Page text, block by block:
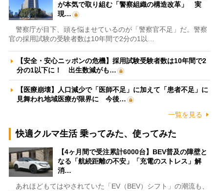
が本気で取り組む「警察組織の構造改革」 実
現…
警察庁が目下、頭を悩ませているのが「警察官不足」だ。警察
官の採用試験の受験者数は10年間で2分の1以…
【安全・安心ニッポンの危機】採用試験受験者数は10年間で2
分の1以下に！ 出生数減がも…
【医療崩壊】人口減少で「医師不足」に加えて「患者不足」に
見舞われ地域医療が限界に 今後…
一覧を見る
快適クルマ生活 乗ってみた、使ってみた
【4ヶ月間で受注累計6000台】BEV普及の障壁と
なる「航続距離の不安」「充電のストレス」解
消…
あれほどもてはやされていた「EV（BEV）シフト」の潮流も、